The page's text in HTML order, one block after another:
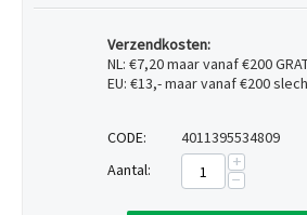
Verzendkosten:
NL: €7,20 maar vanaf €200
EU: €13,- maar vanaf €200
CODE:
4011395534809
Aantal:
+
−